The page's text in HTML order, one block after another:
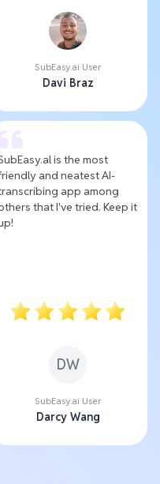
SubEasy.ai User
Davi Braz
is the most
and neatest AI-
app among
that I've tried. Keep it
DW
SubEasy.ai User
Darcy Wang